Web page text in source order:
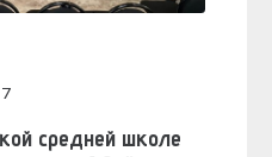
средней школе